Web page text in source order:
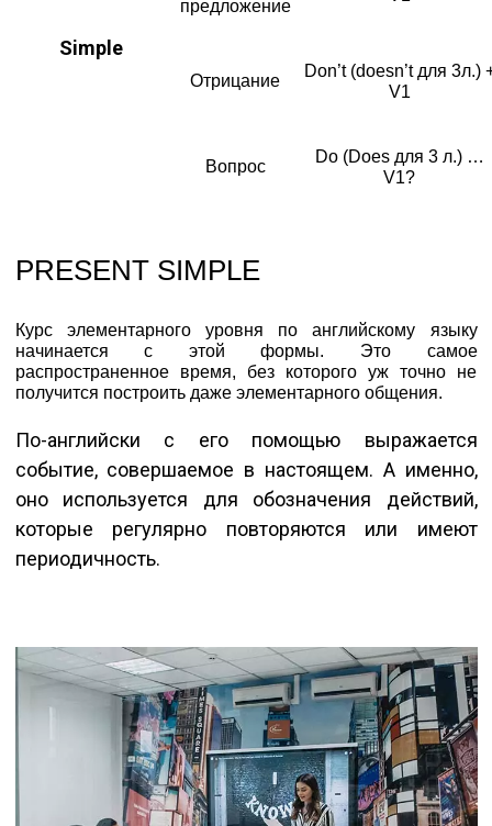
Simple
предложение
Отрицание
Don’t (doesn’t для 3л.)
V1
Вопрос
Do (Does для 3 л.) …
V1?
PRESENT SIMPLE
Курс элементарного уровня по английскому языку
начинается с этой формы. Это самое
распространенное время, без которого уж точно не
получится построить даже элементарного общения.
По-английски с его помощью выражается
событие, совершаемое в настоящем. А именно,
оно используется для обозначения действий,
которые регулярно повторяются или имеют
периодичность.